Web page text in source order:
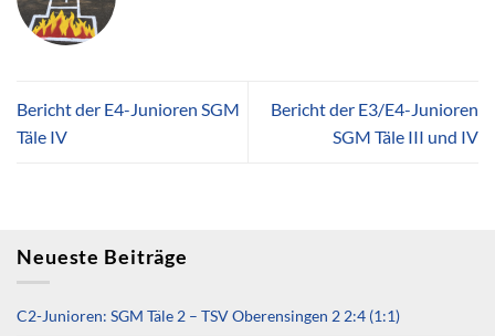
Bericht der E4-Junioren SGM
Täle IV
Bericht der E3/E4-Junioren
SGM Täle III und IV
Neueste Beiträge
C2-Junioren: SGM Täle 2 – TSV Oberensingen 2 2:4 (1:1)